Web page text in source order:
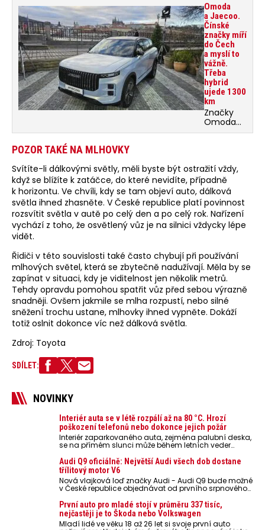
Omoda
a Jaecoo.
Čínské
značky míří
do Čech
a myslí to
vážně.
Třeba
hybrid
ujede 1300
km
Značky
Omoda
a Jaecoo
neřeknou.
Jde o dvě
z mnoha
čínských
značek
aut, které
se chystají
POZOR TAKÉ NA MLHOVKY
Svítíte-li dálkovými světly, měli byste být ostražití vždy,
když se blížíte k zatáčce, do které nevidíte, případně
k horizontu. Ve chvíli, kdy se tam objeví auto, dálková
světla ihned zhasněte. V České republice platí povinnost
rozsvítit světla v autě po celý den a po celý rok. Nařízení
vychází z toho, že osvětlený vůz je na silnici vždycky lépe
vidět.
Řidiči v této souvislosti také často chybují při používání
mlhových světel, která se zbytečně nadužívají. Měla by se
zapínat v situaci, kdy je viditelnost jen několik metrů.
Tehdy opravdu pomohou spatřit vůz před sebou výrazně
snadněji. Ovšem jakmile se mlha rozpustí, nebo silné
sněžení trochu ustane, mlhovky ihned vypněte. Dokáží
totiž oslnit dokonce víc než dálková světla.
Zdroj: Toyota
SDÍLET:
NOVINKY
Interiér auta se v létě rozpálí až na 80 °C. Hrozí
poškození telefonů nebo dokonce jejich požár
Interiér zaparkovaného auta, zejména palubní deska,
se na přímém slunci může během letních veder
nebezpečí pro odložené mobilní telefony, powerbanky
nebo notebooky. Můžou urychlit stárnutí baterií,
poškodit elektroniku a ve výjimečných případech i
zvýšit riziko požáru.
Audi Q9 oficiálně: Největší Audi všech dob dostane
třílitový motor V6
Nová vlajková loď značky Audi - Audi Q9 bude možné
v České republice objednávat od prvního srpnového
První auto pro mladé stojí v průměru 337 tisíc,
nejčastěji je to Škoda nebo Volkswagen
Mladí lidé ve věku 18 až 26 let si svoje první auto